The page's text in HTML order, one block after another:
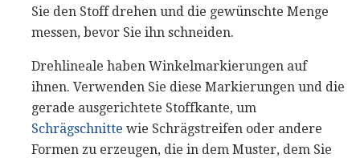
Sie den Stoff drehen und die gewünschte Menge
messen, bevor Sie ihn schneiden.
Drehlineale haben Winkelmarkierungen auf
ihnen. Verwenden Sie diese Markierungen und die
gerade ausgerichtete Stoffkante, um
Schrägschnitte wie Schrägstreifen oder andere
Formen zu erzeugen, die in dem Muster, dem Sie